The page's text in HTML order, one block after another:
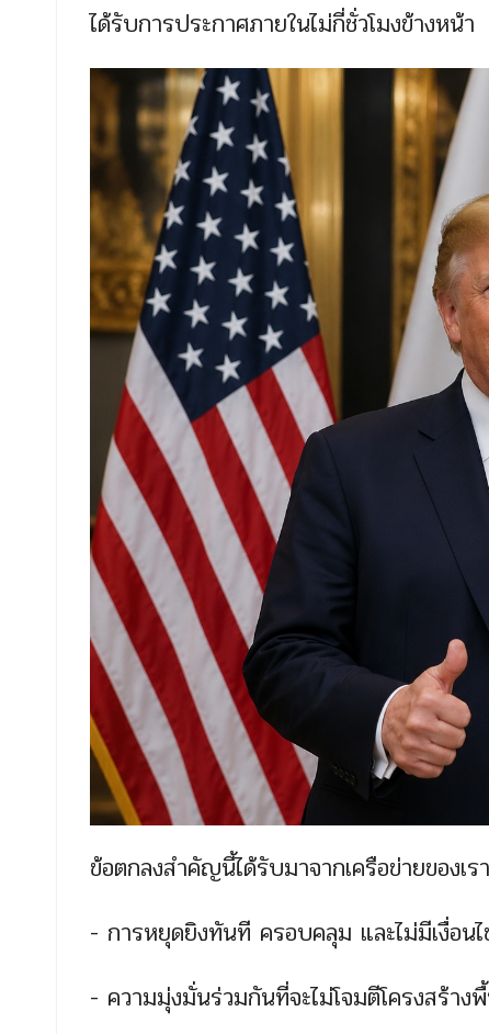
ได้รับการประกาศภายในไม่กี่ชั่วโมงข้างหน้า
ข้อตกลงสำคัญนี้ได้รับมาจากเครือข่ายของเ
- การหยุดยิงทันที ครอบคลุม และไม่มีเงื่อน
- ความมุ่งมั่นร่วมกันที่จะไม่โจมตีโครงสร้า